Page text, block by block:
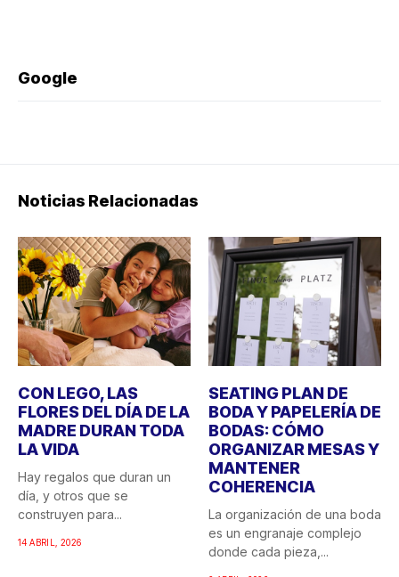
Google
Noticias Relacionadas
CON LEGO, LAS
FLORES DEL DÍA DE LA
MADRE DURAN TODA
LA VIDA
Hay regalos que duran un
día, y otros que se
construyen para...
14 ABRIL, 2026
SEATING PLAN DE
BODA Y PAPELERÍA DE
BODAS: CÓMO
ORGANIZAR MESAS Y
MANTENER
COHERENCIA
La organización de una boda
es un engranaje complejo
donde cada pieza,...